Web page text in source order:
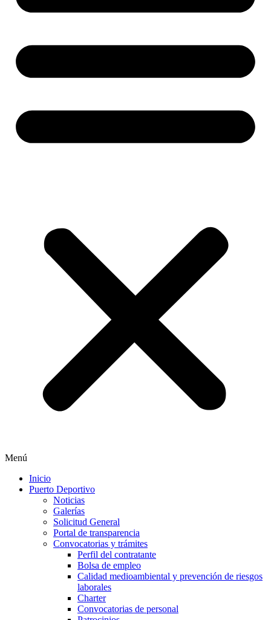
Menú
Inicio
Puerto Deportivo
Noticias
Galerías
Solicitud General
Portal de transparencia
Convocatorias y trámites
Perfil del contratante
Bolsa de empleo
Calidad medioambiental y prevención de riesgos
laborales
Charter
Convocatorias de personal